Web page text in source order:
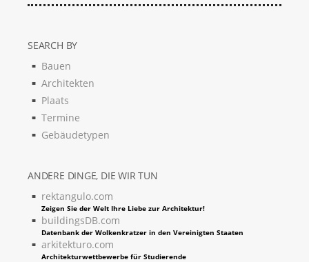
SEARCH BY
Bauen
Architekten
Plaats
Termine
Gebäudetypen
ANDERE DINGE, DIE WIR TUN
rektangulo.com
Zeigen Sie der Welt Ihre Liebe zur Architektur!
buildingsDB.com
Datenbank der Wolkenkratzer in den Vereinigten Staaten
arkitekturo.com
Architekturwettbewerbe für Studierende